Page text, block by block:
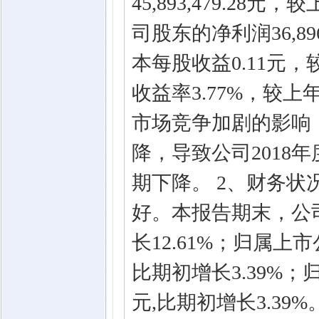
司股东的净利润
本每股收益0.11元，
收益率3.77%，较上
市场竞争加剧的影
降，导致公司2018
期下降。 2、财务状
好。本报告期末，公
长12.61%；归属上
比期初增长3.39%；
元,比期初增长3.39%